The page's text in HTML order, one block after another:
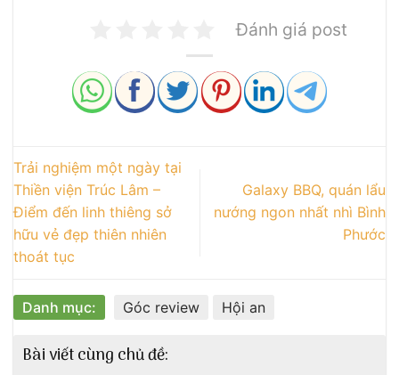
Đánh giá post
Trải nghiệm một ngày tại
Thiền viện Trúc Lâm –
Điểm đến linh thiêng sở
hữu vẻ đẹp thiên nhiên
thoát tục
Galaxy BBQ, quán lẩu
nướng ngon nhất nhì Bình
Phước
Danh mục: Góc review Hội an
Bài viết cùng chủ đề: